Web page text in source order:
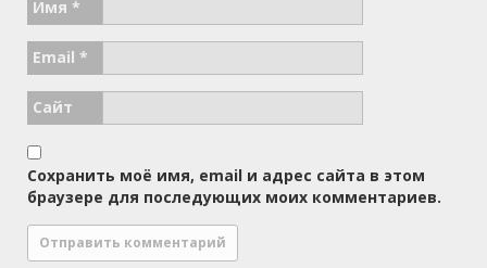
Имя *
Email *
Сайт
Сохранить моё имя, email и адрес сайта в этом
браузере для последующих моих комментариев.